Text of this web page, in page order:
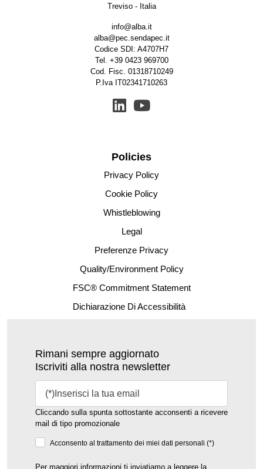
Treviso - Italia
info@alba.it
alba@pec.sendapec.it
Codice SDI: A4707H7
Tel. +39 0423 969700
Cod. Fisc. 01318710249
P.Iva IT02341710263
Policies
Privacy Policy
Cookie Policy
Whistleblowing
Legal
Preferenze Privacy
Quality/Environment Policy
FSC® Commitment Statement
Dichiarazione Di Accessibilità
Rimani sempre aggiornato
Iscriviti alla nostra newsletter
Cliccando sulla spunta sottostante acconsenti a ricevere
mail di tipo promozionale
Acconsento al trattamento dei miei dati personali (*)
Per maggiori informazioni ti inviatiamo a leggere la